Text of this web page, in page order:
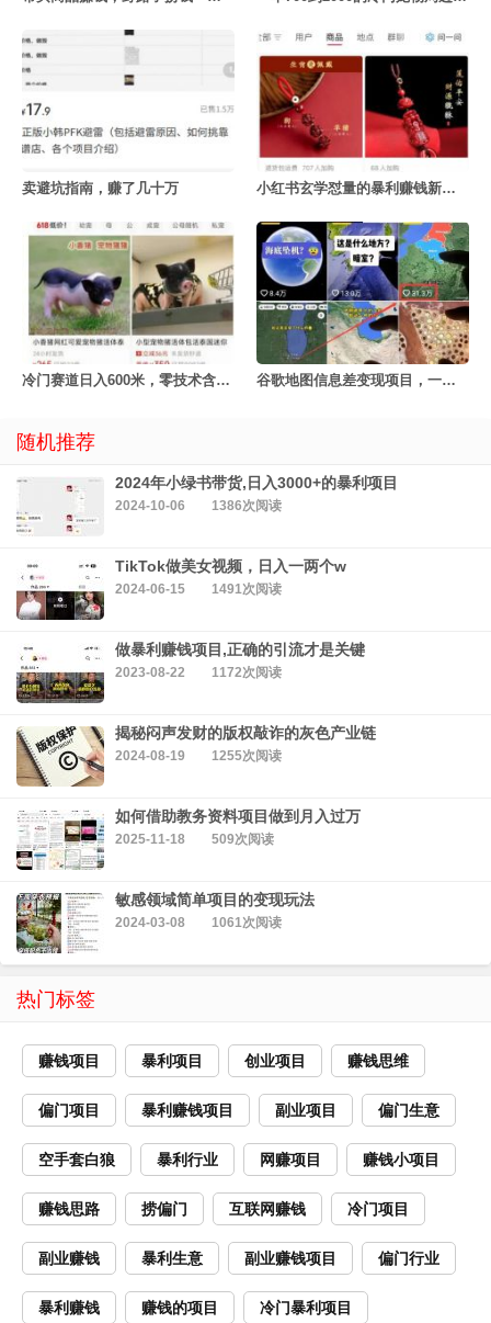
卖避坑指南，赚了几十万 小红书玄学怼量的暴利赚钱新玩法
冷门赛道日入600米，零技术含量！ 谷歌地图信息差变现项目，一个月斩获2W+
随机推荐
2024年小绿书带货,日入3000+的暴利项目
2024-10-06 1386次阅读
TikTok做美女视频，日入一两个w
2024-06-15 1491次阅读
做暴利赚钱项目,正确的引流才是关键
2023-08-22 1172次阅读
揭秘闷声发财的版权敲诈的灰色产业链
2024-08-19 1255次阅读
如何借助教务资料项目做到月入过万
2025-11-18 509次阅读
敏感领域简单项目的变现玩法
2024-03-08 1061次阅读
热门标签
赚钱项目 暴利项目 创业项目 赚钱思维
偏门项目 暴利赚钱项目 副业项目 偏门生意
空手套白狼 暴利行业 网赚项目 赚钱小项目
赚钱思路 捞偏门 互联网赚钱 冷门项目
副业赚钱 暴利生意 副业赚钱项目 偏门行业
暴利赚钱 赚钱的项目 冷门暴利项目